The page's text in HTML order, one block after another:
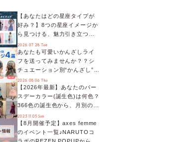
【あなたはどの星座タイプが
好み？】8つの星座イメージか
ら見つける、魅力引き立つス
タイリング♡
2026.07.28 Tue
あなたも可愛いかんざしライ
フを送ってみませんか？？シ
チュエーション別“かんざし”の
オススメ【ショップスタッフ
編集部】
2026.08.06 Thu
【2026年最新】あなたのバー
スデーカラー(誕生色)は何色？
366色の誕生色から、月別の誕
生色、バースデーカラーコー
デまでご紹介♡
2023.11.05 Sun
【8月開催予定】axes femme
のイベント一覧♪NARUTOコ